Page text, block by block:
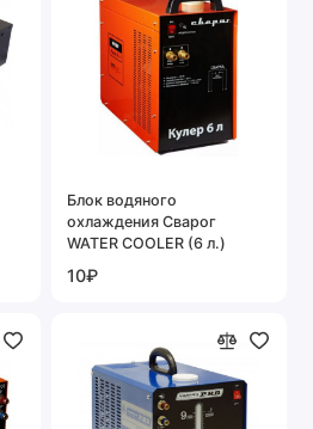
Блок водяного
охлаждения Сварог
WATER COOLER (6 л.)
10₽